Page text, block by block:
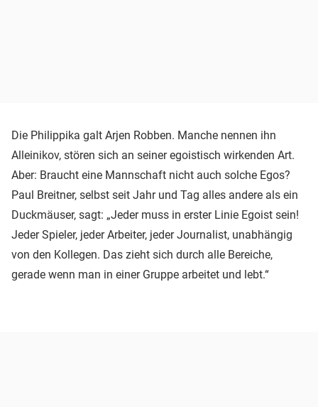
Die Philippika galt Arjen Robben. Manche nennen ihn
Alleinikov, stören sich an seiner egoistisch wirkenden Art.
Aber: Braucht eine Mannschaft nicht auch solche Egos?
Paul Breitner, selbst seit Jahr und Tag alles andere als ein
Duckmäuser, sagt: „Jeder muss in erster Linie Egoist sein!
Jeder Spieler, jeder Arbeiter, jeder Journalist, unabhängig
von den Kollegen. Das zieht sich durch alle Bereiche,
gerade wenn man in einer Gruppe arbeitet und lebt.“